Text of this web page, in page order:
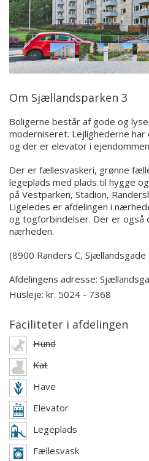
Om Sjællandsparken 3
Boligerne består af gode og
moderniseret. Lejlighederne
og der er elevator i
Der er fællesvaskeri, grønne
legeplads med plads til hygge
på Vestparken, Stadion,
Ligeledes er afdelingen i
og togforbindelser. Der er også
nærheden.
(8900 Randers C, Sjællandsgade
Afdelingens adresse:
Husleje: kr. 5024 - 7368
Faciliteter i afdelingen
Hund
Kat
Have
Elevator
Legeplads
Fællesvask